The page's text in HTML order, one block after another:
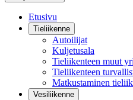
Etusivu
Tieliikenne
Autoilijat
Kuljetusala
Tieliikenteen muut
Tieliikenteen
Matkustaminen
Vesiliikenne